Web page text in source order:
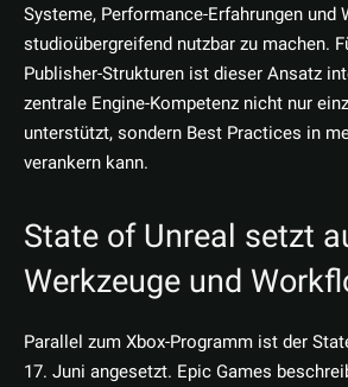
Systeme, Performance-Erfahrungen und
studioübergreifend nutzbar zu machen.
Publisher-Strukturen ist dieser Ansatz
zentrale Engine-Kompetenz nicht nur
unterstützt, sondern Best Practices in
verankern kann.
State of Unreal setzt
Werkzeuge und
Parallel zum Xbox-Programm ist der
17. Juni angesetzt. Epic Games